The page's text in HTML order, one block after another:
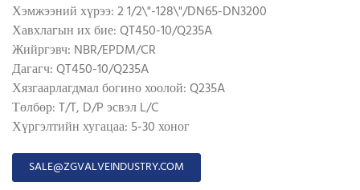
Хэмжээний хүрээ: 2 1/2\"-128\"/DN65-DN3200
Хавхлагын их бие: QT450-10/Q235A
Жийргэвч: NBR/EPDM/CR
Дагагч: QT450-10/Q235A
Хязгаарлагдмал богино хоолой: Q235A
Төлбөр: T/T, D/P эсвэл L/C
Хүргэлтийн хугацаа: 5-30 хоног
SALE@ZGVALVEINDUSTRY.COM